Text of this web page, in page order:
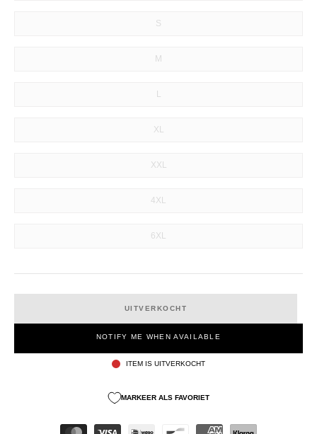
S
M
L
XL
XXL
4XL
6XL
UITVERKOCHT
NOTIFY ME WHEN AVAILABLE
ITEM IS UITVERKOCHT
MARKEER ALS FAVORIET